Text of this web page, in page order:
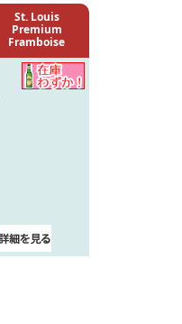
St. Louis
Premium
Framboise